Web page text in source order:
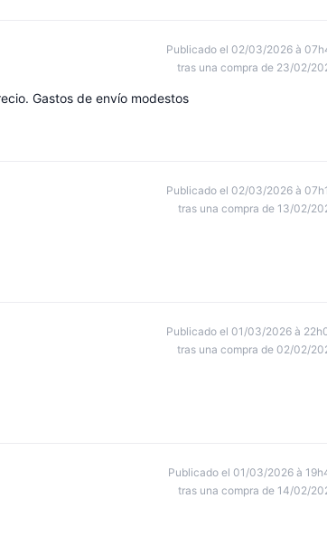
Publicado el 02/03/2026 à
tras una compra de 23/02/
Gastos de envío modestos
Publicado el 02/03/2026 à
tras una compra de 13/02/
Publicado el 01/03/2026 à
tras una compra de 02/02/
Publicado el 01/03/2026 à
tras una compra de 14/02/